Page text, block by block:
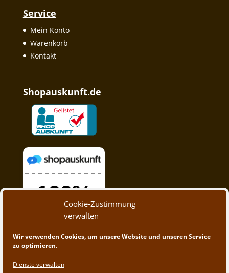
Cookie-Zustimmung
verwalten
Wir verwenden Cookies, um unsere Website und unseren Service
zu optimieren.
Dienste verwalten
Service
Mein Konto
Warenkorb
Kontakt
Shopauskunft.de